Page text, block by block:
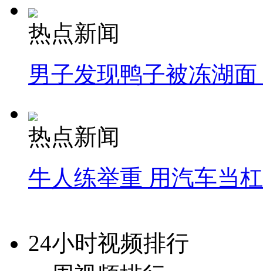
热点新闻
男子发现鸭子被冻湖
热点新闻
牛人练举重 用汽车当
24小时视频排行